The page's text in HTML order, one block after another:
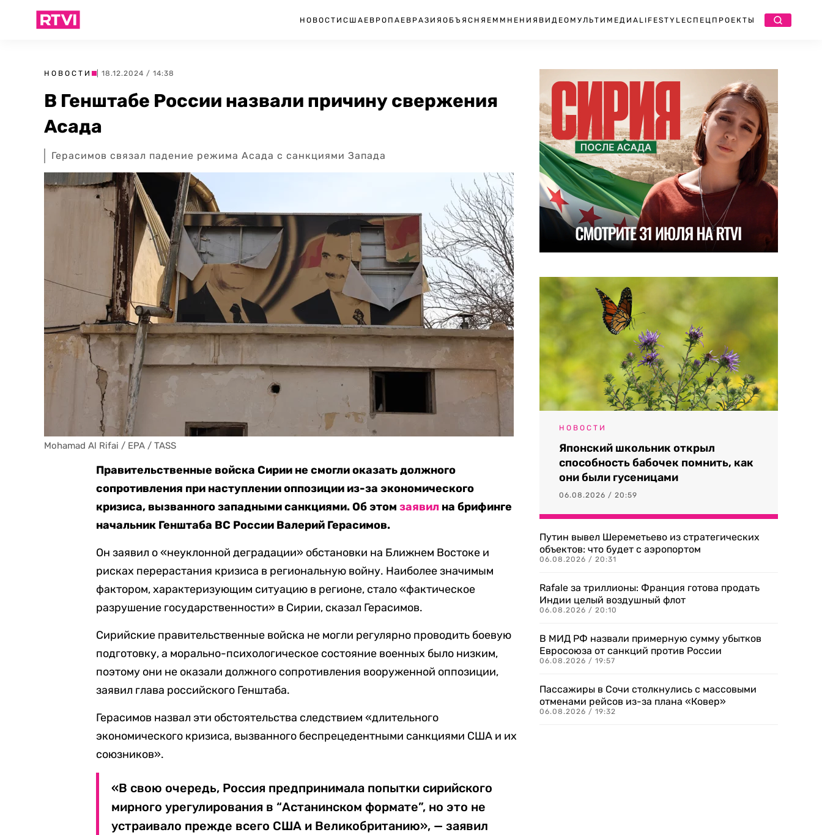
НОВОСТИ США ЕВРОПА ЕВРАЗИЯ ОБЪЯСНЯЕМ МНЕНИЯ ВИДЕО МУЛЬТИМЕДИА LIFESTYLEСПЕЦПРОЕКТЫ
НОВОСТИ | 18.12.2024 / 14:38
В Генштабе России назвали причину свержения
Асада
Герасимов связал падение режима Асада с санкциями Запада
Mohamad Al Rifai / EPA / TASS
Правительственные войска Сирии не смогли оказать должного
сопротивления при наступлении оппозиции из-за экономического
кризиса, вызванного западными санкциями. Об этомзаявил на брифинге
начальник Генштаба ВС России Валерий Герасимов.
Он заявил о «неуклонной деградации» обстановки на Ближнем Востоке и
рисках перерастания кризиса в региональную войну. Наиболее значимым
фактором, характеризующим ситуацию в регионе, стало «фактическое
разрушение государственности» в Сирии, сказал Герасимов.
Сирийские правительственные войска не могли регулярно проводить боевую
подготовку, а морально-психологическое состояние военных было низким,
поэтому они не оказали должного сопротивления вооруженной оппозиции,
заявил глава российского Генштаба.
Герасимов назвал эти обстоятельства следствием «длительного
экономического кризиса, вызванного беспрецедентными санкциями США и их
союзников».
«В свою очередь, Россия предпринимала попытки сирийского
мирного урегулирования в “Астанинском формате”, но это не
устраивало прежде всего США и Великобританию», — заявил
НОВОСТИ
Японский школьник открыл
способность бабочек помнить, как
они были гусеницами
06.08.2026 / 20:59
Путин вывел Шереметьево из стратегических
объектов: что будет с аэропортом
06.08.2026 / 20:31
Rafale за триллионы: Франция готова продать
Индии целый воздушный флот
06.08.2026 / 20:10
В МИД РФ назвали примерную сумму убытков
Евросоюза от санкций против России
06.08.2026 / 19:57
Пассажиры в Сочи столкнулись с массовыми
отменами рейсов из-за плана «Ковер»
06.08.2026 / 19:32